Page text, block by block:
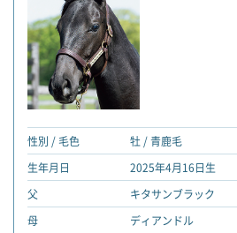
性別 / 毛色
牡 / 青鹿毛
生年月日
2025年4月16日生
父
キタサンブラック
母
ディアンドル